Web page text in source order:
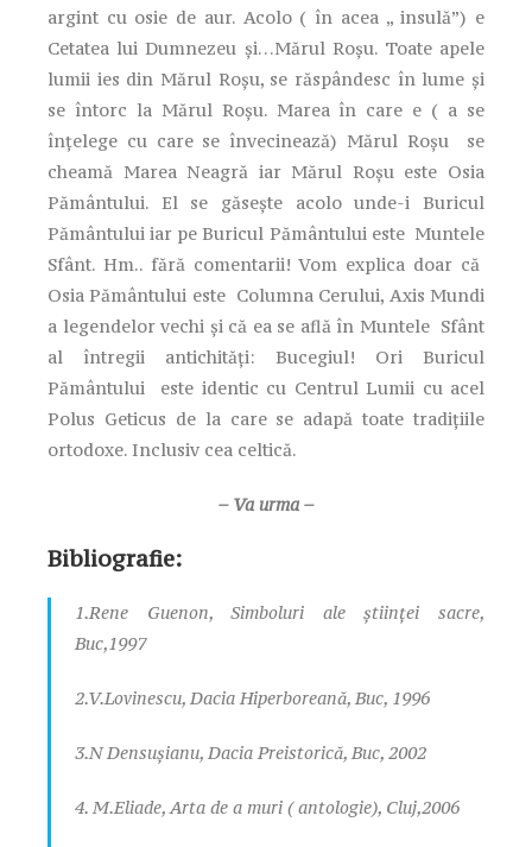
argint cu osie de aur. Acolo ( în acea „ insulă”) e
Cetatea lui Dumnezeu şi…Mărul Roşu. Toate apele
lumii ies din Mărul Roşu, se răspândesc în lume şi
se întorc la Mărul Roşu. Marea în care e ( a se
înţelege cu care se învecinează) Mărul Roşu se
cheamă Marea Neagră iar Mărul Roşu este Osia
Pământului. El se găseşte acolo unde-i Buricul
Pământului iar pe Buricul Pământului este Muntele
Sfânt. Hm.. fără comentarii! Vom explica doar că
Osia Pământului este Columna Cerului, Axis Mundi
a legendelor vechi şi că ea se află în Muntele Sfânt
al întregii antichităţi: Bucegiul! Ori Buricul
Pământului este identic cu Centrul Lumii cu acel
Polus Geticus de la care se adapă toate tradiţiile
ortodoxe. Inclusiv cea celtică.
– Va urma –
Bibliografie:
1.Rene Guenon, Simboluri ale ştiinţei sacre,
Buc,1997
2.V.Lovinescu, Dacia Hiperboreană, Buc, 1996
3.N Densuşianu, Dacia Preistorică, Buc, 2002
4. M.Eliade, Arta de a muri ( antologie), Cluj,2006